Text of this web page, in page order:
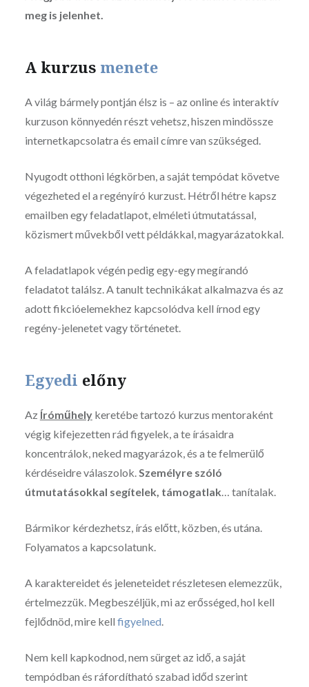
meg is jelenhet.
A kurzus menete
A világ bármely pontján élsz is – az online és interaktív
kurzuson könnyedén részt vehetsz, hiszen mindössze
internetkapcsolatra és email címre van szükséged.
Nyugodt otthoni légkörben, a saját tempódat követve
végezheted el a regényíró kurzust. Hétről hétre kapsz
emailben egy feladatlapot, elméleti útmutatással,
közismert művekből vett példákkal, magyarázatokkal.
A feladatlapok végén pedig egy-egy megírandó
feladatot találsz. A tanult technikákat alkalmazva és az
adott fikcióelemekhez kapcsolódva kell írnod egy
regény-jelenetet vagy történetet.
Egyedi előny
Az Íróműhelykeretébe tartozó kurzus mentoraként
végig kifejezetten rád figyelek, a te írásaidra
koncentrálok, neked magyarázok, és a te felmerülő
kérdéseidre válaszolok.Személyre szóló
útmutatásokkal segítelek, támogatlak… tanítalak.
Bármikor kérdezhetsz, írás előtt, közben, és utána.
Folyamatos a kapcsolatunk.
A karaktereidet és jeleneteidet részletesen elemezzük,
értelmezzük. Megbeszéljük, mi az erősséged, hol kell
fejlődnöd, mire kell figyelned.
Nem kell kapkodnod, nem sürget az idő, a saját
tempódban és ráfordítható szabad időd szerint